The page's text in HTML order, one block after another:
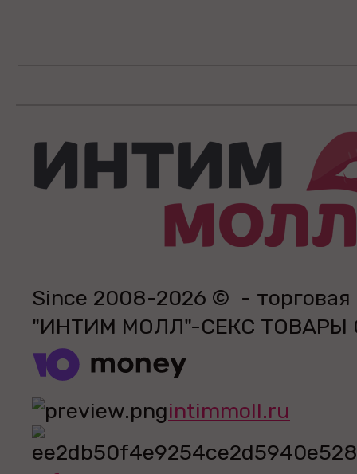
Since 2008-2026 © - торговая
"ИНТИМ МОЛЛ"-СЕКС
intimmoll.ru